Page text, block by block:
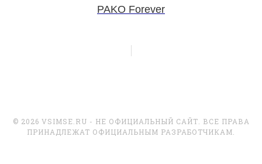
PAKO Forever
© 2026 VSIMSE.RU - НЕ ОФИЦИАЛЬНЫЙ САЙТ. ВСЕ ПРАВА
ПРИНАДЛЕЖАТ ОФИЦИАЛЬНЫМ РАЗРАБОТЧИКАМ.